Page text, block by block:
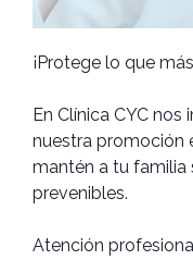
¡Protege lo que
En Clínica CYC
nuestra promoción
mantén a tu familia
prevenibles.
Atención